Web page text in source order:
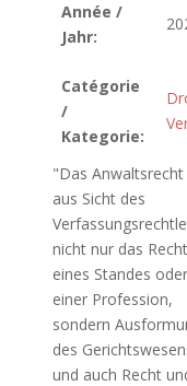
Année /
Jahr:
Catégorie
/
Kategorie:
"Das
aus Sicht des
nicht nur das Recht
eines Standes oder
einer Profession,
sondern
des
und auch Recht